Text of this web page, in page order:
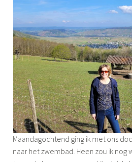
Maandagochtend ging ik met ons
naar het zwembad. Heen zou ik nog